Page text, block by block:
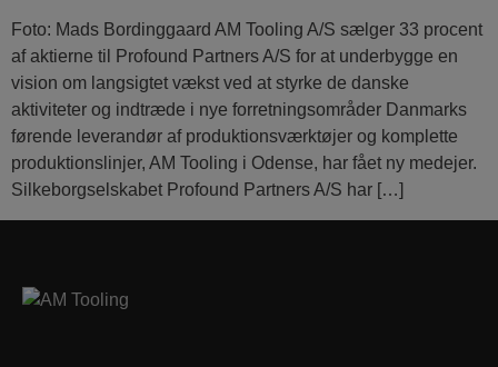
Foto: Mads Bordinggaard AM Tooling A/S sælger 33 procent
af aktierne til Profound Partners A/S for at underbygge en
vision om langsigtet vækst ved at styrke de danske
aktiviteter og indtræde i nye forretningsområder Danmarks
førende leverandør af produktionsværktøjer og komplette
produktionslinjer, AM Tooling i Odense, har fået ny medejer.
Silkeborgselskabet Profound Partners A/S har […]